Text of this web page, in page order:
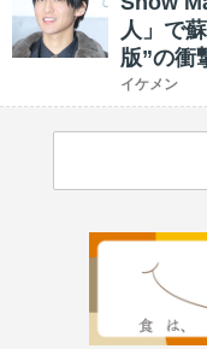
人」で
版”の衝
イケメン